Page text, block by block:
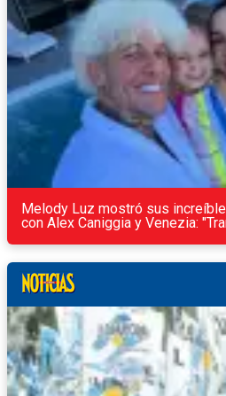
Melody Luz mostró sus
con Alex Caniggia y Venezia: